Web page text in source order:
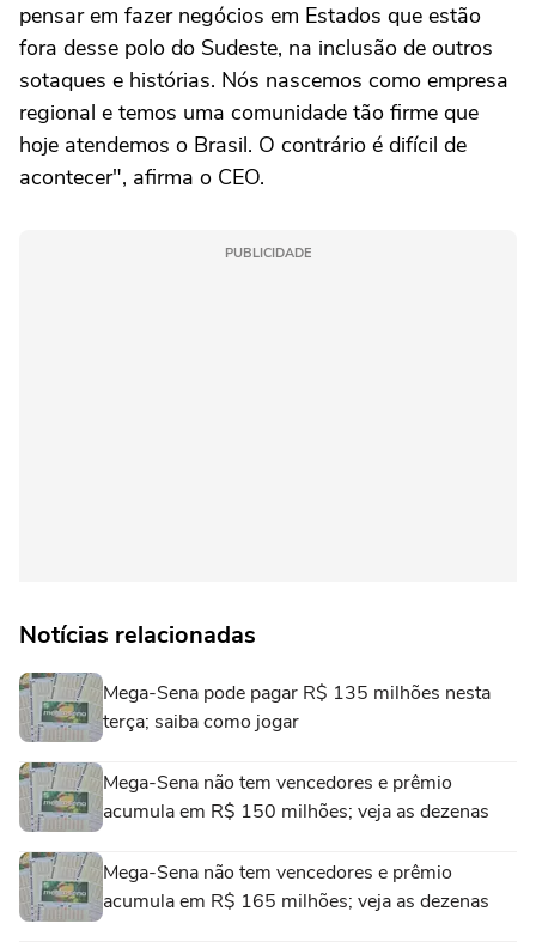
pensar em fazer negócios em Estados que estão
fora desse polo do Sudeste, na inclusão de outros
sotaques e histórias. Nós nascemos como empresa
regional e temos uma comunidade tão firme que
hoje atendemos o Brasil. O contrário é difícil de
acontecer", afirma o CEO.
PUBLICIDADE
Notícias relacionadas
Mega-Sena pode pagar R$ 135 milhões nesta
terça; saiba como jogar
Mega-Sena não tem vencedores e prêmio
acumula em R$ 150 milhões; veja as dezenas
Mega-Sena não tem vencedores e prêmio
acumula em R$ 165 milhões; veja as dezenas